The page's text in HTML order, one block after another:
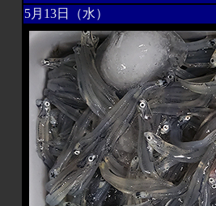
5月13日（水）